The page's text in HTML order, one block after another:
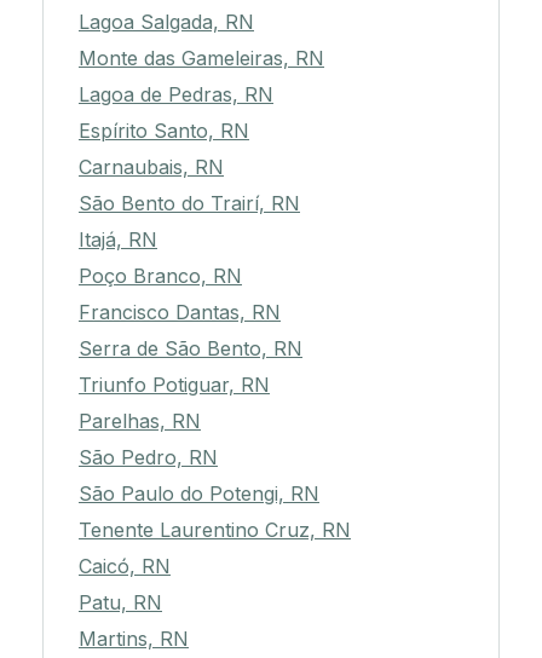
Lagoa Salgada, RN
Monte das Gameleiras, RN
Lagoa de Pedras, RN
Espírito Santo, RN
Carnaubais, RN
São Bento do Trairí, RN
Itajá, RN
Poço Branco, RN
Francisco Dantas, RN
Serra de São Bento, RN
Triunfo Potiguar, RN
Parelhas, RN
São Pedro, RN
São Paulo do Potengi, RN
Tenente Laurentino Cruz, RN
Caicó, RN
Patu, RN
Martins, RN